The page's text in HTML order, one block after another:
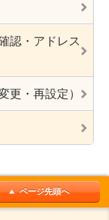
認・アドレス
更・再設定）
ページ先頭へ